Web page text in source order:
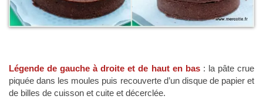
Légende de gauche à droite et de haut en bas: la pâte crue
piquée dans les moules puis recouverte d’un disque de papier et
de billes de cuisson et cuite et décerclée.